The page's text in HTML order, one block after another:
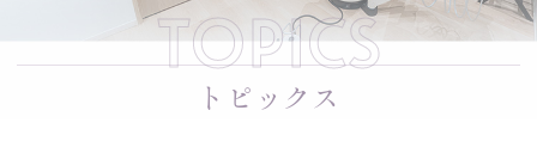
TOPICS
トピックス